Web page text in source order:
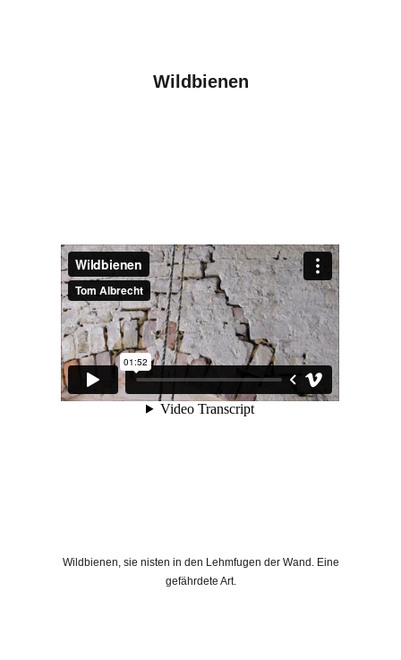
Wildbienen
Wildbienen, sie nisten in den Lehmfugen der Wand. Eine
gefährdete Art.